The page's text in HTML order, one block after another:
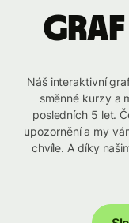
graf
Náš interaktivní
směnné kurzy a
posledních 5 let.
upozornění a my
chvíle. A díky